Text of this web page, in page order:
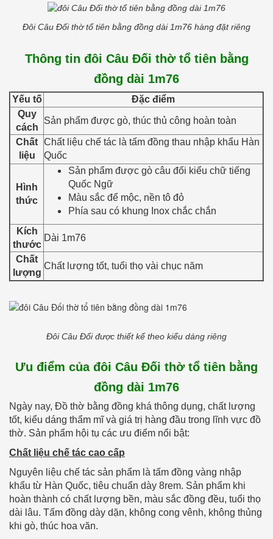
Đôi Câu Đối thờ tổ tiên bằng đồng dài 1m76 hàng đặt riêng
Thông tin đôi Câu Đối thờ tổ tiên bằng
đồng dài 1m76
Yếu tố
Đặc điểm
Quy
cách
Sản phẩm được gò, thúc thủ công hoàn toàn
Chất
liệu
Chất liệu chế tác là tấm đồng thau nhập khẩu Hàn
Quốc
Hình
thức
Sản phẩm được gò câu đối kiểu chữ tiếng
Quốc Ngữ
Màu sắc để mộc, nền tô đỏ
Phía sau có khung Inox chắc chắn
Kích
thước
Dài 1m76
Chất
lượng
Chất lượng tốt, tuổi thọ vài chục năm
Đôi Câu Đối được thiết kế theo kiểu dáng riêng
Ưu điểm của đôi Câu Đối thờ tổ tiên bằng
đồng dài 1m76
Ngày nay, Đồ thờ bằng đồng khá thông dụng, chất lượng
tốt, kiểu dáng thẩm mĩ và giá trị hàng đầu trong lĩnh vực đồ
thờ. Sản phẩm hội tụ các ưu điểm nổi bật:
Chất liệu chế tác cao cấp
Nguyên liệu chế tác sản phẩm là tấm đồng vàng nhập
khẩu từ Hàn Quốc, tiêu chuẩn dày 8rem. Sản phẩm khi
hoàn thành có chất lượng bền, màu sắc đồng đều, tuổi thọ
dài lâu. Tấm đồng dày dặn, không cong vênh, không thủng
khi gò, thúc hoa văn.